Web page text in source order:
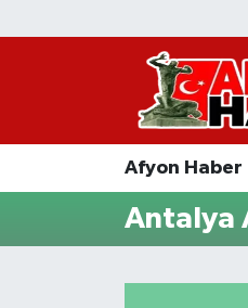
Afyon Haber
Antalya
Afyon Haber
Spor
Asayiş Yaşam